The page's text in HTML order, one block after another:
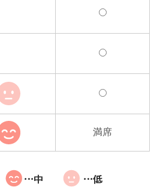
満席